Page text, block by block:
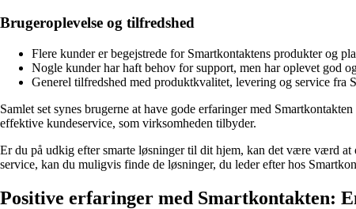
Brugeroplevelse og tilfredshed
Flere kunder er begejstrede for Smartkontaktens produkter og
Nogle kunder har haft behov for support, men har oplevet god
Generel tilfredshed med produktkvalitet, levering og service fra
Samlet set synes brugerne at have gode erfaringer med
effektive kundeservice, som virksomheden tilbyder.
Er du på udkig efter smarte løsninger til dit hjem, kan det være værd
service, kan du muligvis finde de løsninger, du leder efter hos
Positive erfaringer med Smartkontakten: